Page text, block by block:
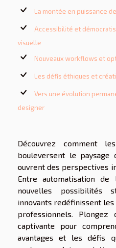
La montée en puissance
Accessibilité et
visuelle
Nouveaux workflows et
Les défis éthiques et
Vers une évolution
designer
Découvrez comment
bouleversent le paysage
ouvrent des perspectives
Entre automatisation
nouvelles possibilités
innovants redéfinissent
professionnels. Plongez
captivante pour
avantages et les défis